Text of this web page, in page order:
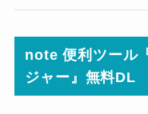
note 便利ツール
ジャー』無料DL